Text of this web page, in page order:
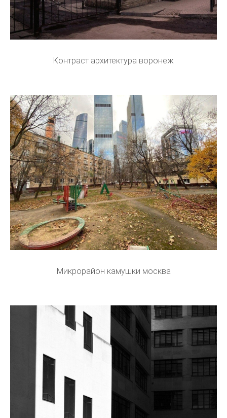
Контраст архитектура воронеж
Микрорайон камушки москва